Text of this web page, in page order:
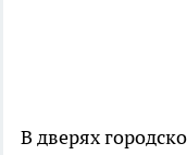
В дверях